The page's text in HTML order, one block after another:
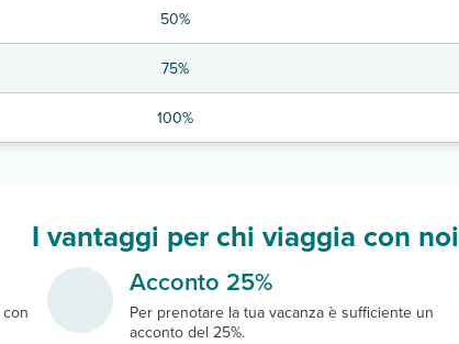
50%
75%
100%
I vantaggi per chi viaggia con noi
con
Acconto 25%
Per prenotare la tua vacanza è sufficiente un
acconto del 25%.